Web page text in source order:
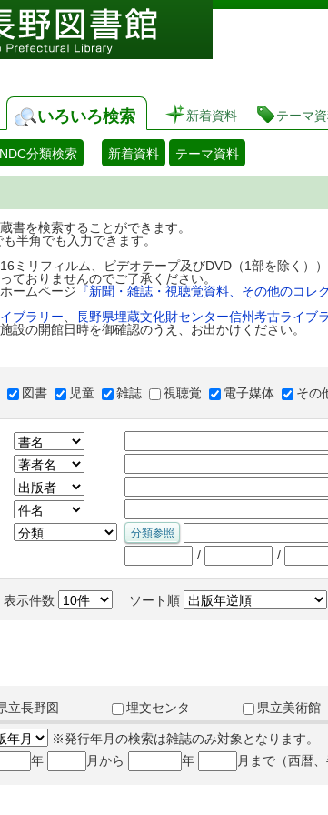
図書館 蔵
いろいろ検索 新着資料 テーマ
NDC分類検索 新着資料 テーマ資料
書を検索することができます。
半角でも入力できます。
ミリフィルム、ビデオテープ及びDVD（1部を除く）
ておりませんのでご了承ください。
ームページ 『新聞・雑誌・視聴覚資料、その他のコレ
ブラリー
長野県埋蔵文化財センター信州考古ライブ
設の開館日時を御確認のうえ、お出かけください。
図書 児童 雑誌 視聴覚 電子媒体 その
/ /
表示件数 ソート順
立長野図 埋文センタ
県立美術館
※発行年月の検索は雑誌のみ対象となります。
年
月から 年 月まで（西暦、